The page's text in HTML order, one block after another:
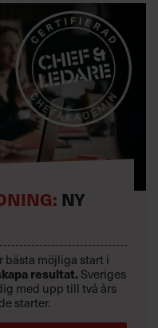
NY
bästa möjliga start i
resultat. Sveriges
med upp till två års
starter.